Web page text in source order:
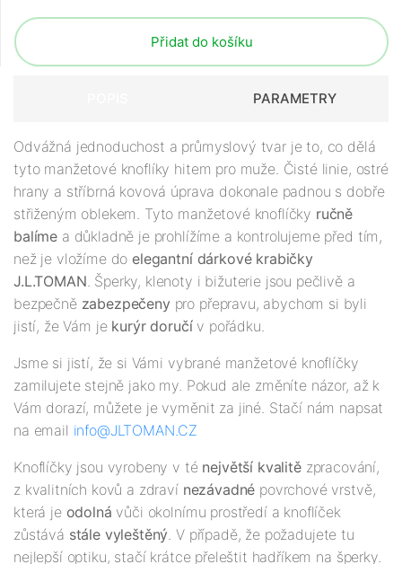
Přidat do košíku
PARAMETRY
Odvážná jednoduchost a průmyslový tvar je to, co dělá
tyto manžetové knoflíky hitem pro muže. Čisté linie, ostré
hrany a stříbrná kovová úprava dokonale padnou s dobře
střiženým oblekem. Tyto manžetové knoflíčky ručně
balíme a důkladně je prohlížíme a kontrolujeme před tím,
než je vložíme do elegantní dárkové krabičky
J.L.TOMAN. Šperky, klenoty i bižuterie jsou pečlivě a
bezpečně zabezpečeny pro přepravu, abychom si byli
jistí, že Vám je kurýr doručív pořádku.
Jsme si jistí, že si Vámi vybrané manžetové knoflíčky
zamilujete stejně jako my. Pokud ale změníte názor, až k
Vám dorazí, můžete je vyměnit za jiné. Stačí nám napsat
na email info@JLTOMAN.CZ
Knoflíčky jsou vyrobeny v té největší kvalitězpracování,
z kvalitních kovů a zdraví nezávadné povrchové vrstvě,
která je odolná vůči okolnímu prostředí a knoflíček
zůstává stále vyleštěný. V případě, že požadujete tu
nejlepší optiku, stačí krátce přeleštit hadříkem na šperky.